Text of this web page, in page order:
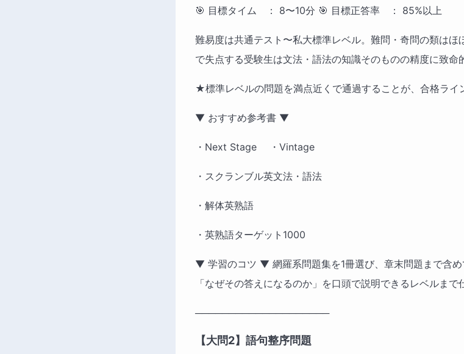
🎯 目標タイム　： 8〜10分 🎯 目標正答率　： 85%以上
難易度は共通テスト〜私大標準レベル。難問・奇問の類はほ
で失点する受験生は文法・語法の知識そのものの精度に致命
★標準レベルの問題を満点近くで通過することが、合格ラ
▼ おすすめ参考書 ▼
・Next Stage 　・Vintage
・スクランブル英文法・語法
・解体英熟語
・英熟語ターゲット1000
▼ 学習のコツ ▼ 網羅系問題集を1冊選び、章末問題まで含め
「なぜその答えになるのか」を口頭で説明できるレベルまで
────────────────────
【大問2】語句整序問題